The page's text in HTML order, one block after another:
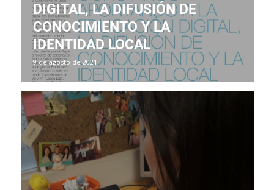
DIGITAL, LA DIFUSIÓN DE
CONOCIMIENTO Y LA
IDENTIDAD LOCAL
9 de agosto de 2021